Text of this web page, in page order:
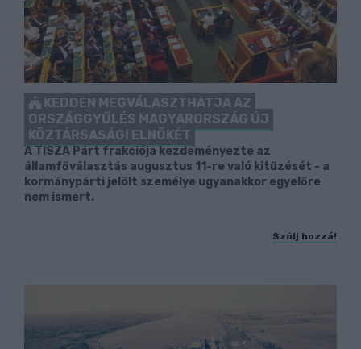
KEDDEN MEGVÁLASZTHATJA AZ
ORSZÁGGYŰLÉS MAGYARORSZÁG ÚJ
KÖZTÁRSASÁGI ELNÖKÉT
A TISZA Párt frakciója kezdeményezte az
államfőválasztás augusztus 11-re való kitűzését - a
kormánypárti jelölt személye ugyanakkor egyelőre
nem ismert.
Szólj hozzá!